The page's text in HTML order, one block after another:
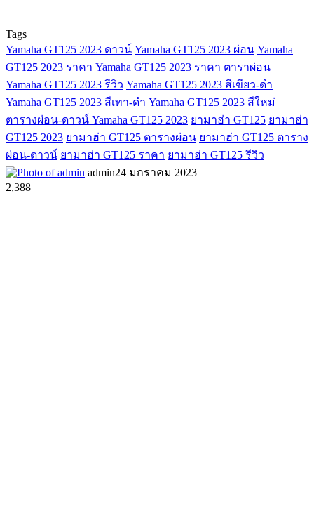
Tags
Yamaha GT125 2023 ดาวน์ Yamaha GT125 2023 ผ่อน Yamaha
GT125 2023 ราคา Yamaha GT125 2023 ราคา ตาราผ่อน
Yamaha GT125 2023 รีวิว Yamaha GT125 2023 สีเขียว-ดำ
Yamaha GT125 2023 สีเทา-ดำ Yamaha GT125 2023 สีใหม่
ตารางผ่อน-ดาวน์ Yamaha GT125 2023 ยามาฮ่า GT125 ยามาฮ่า
GT125 2023 ยามาฮ่า GT125 ตารางผ่อน ยามาฮ่า GT125 ตาราง
ผ่อน-ดาวน์ ยามาฮ่า GT125 ราคา ยามาฮ่า GT125 รีวิว
admin24 มกราคม 2023
2,388